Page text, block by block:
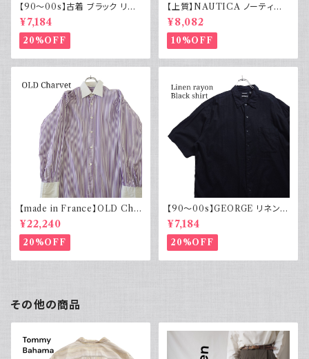
【90～00s】古着 ブラック リネ
ンコットンシャツ 黒 ボックスシ
ルエット
¥7,184
20%OFF
【上質】NAUTICA ノーティカ
コットンリネンパンツ ツータック
¥8,082
10%OFF
【made in France】OLD Cha
rvet ストライプ 切り替え 紫
¥22,240
20%OFF
【90～00s】GEORGE リネンレ
ーヨンシャツ 黒 ボックスシルエ
ット XL
¥7,184
20%OFF
その他の商品